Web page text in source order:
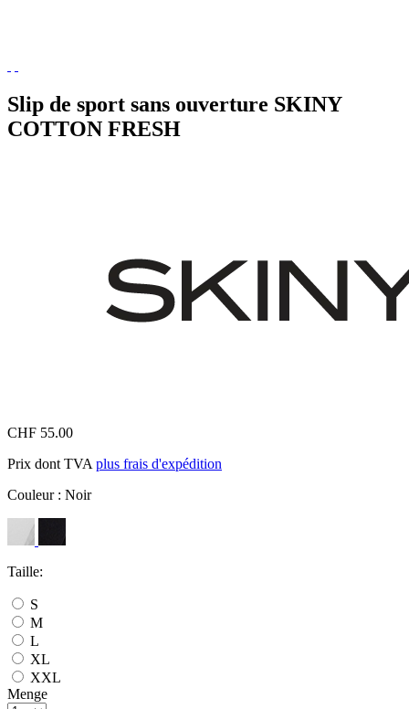
Slip de sport sans ouverture SKINY
COTTON FRESH
CHF 55.00
Prix dont TVA plus frais d'expédition
Couleur : Noir
Taille:
S
M
L
XL
XXL
Menge